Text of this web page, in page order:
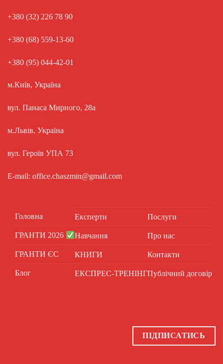
+380 (32) 226 78 90
+380 (68) 559-13-60
+380 (95) 044-42-01
м.Київ, Україна
вул. Панаса Мирного, 28а
м.Львів, Україна
вул. Героїв УПА 73
E-mail: office.chaszmin@gmail.com
Головна
ГРАНТИ 2026
ГРАНТИ ЄС
Блог
Експерти
Навчання
КНИГИ
ЕКСПРЕС-ТРЕНІНГ
Послуги
Про нас
Контакти
Публічний договір
ПІДПИСАТИСЬ